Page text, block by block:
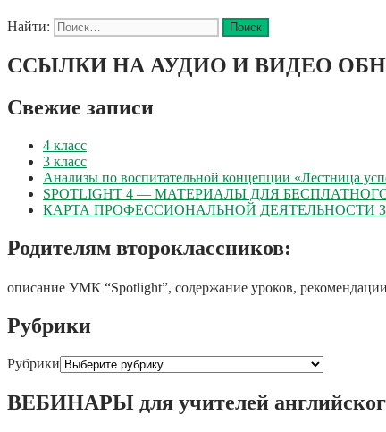
Найти:
ССЫЛКИ НА АУДИО И ВИДЕО
Свежие записи
4 класс
3 класс
Анализы по воспитательной концепции «Лестница
SPOTLIGHT 4 — МАТЕРИАЛЫ ДЛЯ
КАРТА ПРОФЕССИОНАЛЬНОЙ ДЕЯТЕЛЬНОСТИ ЗА
Родителям второклассников:
описание УМК “Spotlight”, содержание уроков,
Рубрики
Рубрики
ВЕБИНАРЫ для учителей